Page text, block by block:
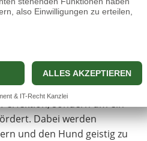
gewinnen, sowie
Hunde profitieren von den
sondern um ein
Dabei werden
und den Hund geistig zu